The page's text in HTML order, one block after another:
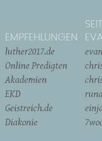
EMPFEHLUNGEN
luther2017.de
Online Predigten
Akademien
EKD
Geistreich.de
Diakonie